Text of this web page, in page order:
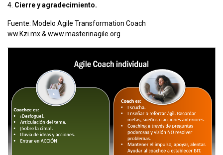
4. Cierre y agradecimiento.
Fuente: Modelo Agile Transformation Coach
ww.Kzi.mx & www.masterinagile.org